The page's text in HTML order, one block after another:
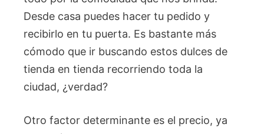
Desde casa puedes hacer tu pedido y
recibirlo en tu puerta. Es bastante más
cómodo que ir buscando estos dulces de
tienda en tienda recorriendo toda la
ciudad, ¿verdad?
Otro factor determinante es el precio, ya